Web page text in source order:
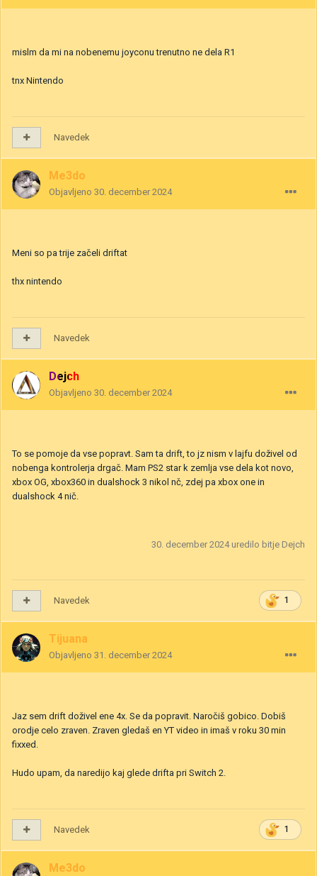
mislm da mi na nobenemu joyconu trenutno ne dela R1
tnx Nintendo
Navedek
Me3do
Objavljeno 30. december 2024
Meni so pa trije začeli driftat
thx nintendo
Navedek
Dejch
Objavljeno 30. december 2024
To se pomoje da vse popravt. Sam ta drift, to jz nism v lajfu doživel od
nobenga kontrolerja drgač. Mam PS2 star k zemlja vse dela kot novo,
xbox OG, xbox360 in dualshock 3 nikol nč, zdej pa xbox one in
dualshock 4 nič.
30. december 2024uredilo bitje Dejch
1
Navedek
Tijuana
Objavljeno 31. december 2024
Jaz sem drift doživel ene 4x. Se da popravit. Naročiš gobico. Dobiš
orodje celo zraven. Zraven gledaš en YT video in imaš v roku 30 min
fixxed.
Hudo upam, da naredijo kaj glede drifta pri Switch 2.
1
Navedek
Me3do